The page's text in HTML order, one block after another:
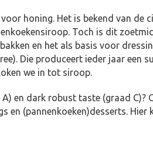
honing. Het is bekend van de
Toch is dit
en het als basis voor
Die produceert ieder jaar een
we in tot siroop.
en dark robust taste (graad C)?
en (pannenkoeken)desserts. Hier